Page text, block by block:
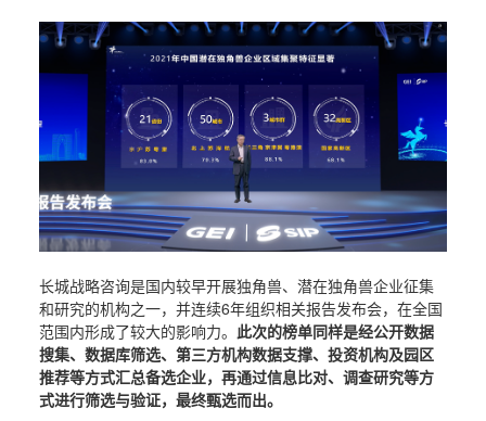
长城战略咨询是国内较早开展独角兽、潜在独角兽企业征集
和研究的机构之一，并连续6年组织相关报告发布会，在全国
范围内形成了较大的影响力。 此次的榜单同样是经公开数据
搜集、数据库筛选、第三方机构数据支撑、投资机构及园区
推荐等方式汇总备选企业，再通过信息比对、调查研究等方
式进行筛选与验证，最终甄选而出。